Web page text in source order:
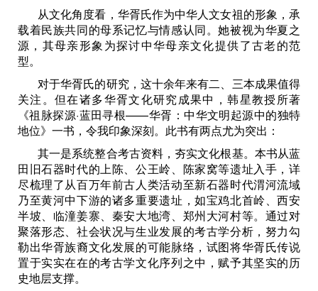
从文化角度看，华胥氏作为中华人文女祖的形象，承
载着民族共同的母系记忆与情感认同。她被视为华夏之
源，其母亲形象为探讨中华母亲文化提供了古老的范
型。
对于华胥氏的研究，这十余年来有二、三本成果值得
关注。但在诸多华胥文化研究成果中，韩星教授所著
《祖脉探源·蓝田寻根——华胥：中华文明起源中的独特
地位》一书，令我印象深刻。此书有两点尤为突出：
其一是系统整合考古资料，夯实文化根基。本书从蓝
田旧石器时代的上陈、公王岭、陈家窝等遗址入手，详
尽梳理了从百万年前古人类活动至新石器时代渭河流域
乃至黄河中下游的诸多重要遗址，如宝鸡北首岭、西安
半坡、临潼姜寨、秦安大地湾、郑州大河村等。通过对
聚落形态、社会状况与生业发展的考古学分析，努力勾
勒出华胥族裔文化发展的可能脉络，试图将华胥氏传说
置于实实在在的考古学文化序列之中，赋予其坚实的历
史地层支撑。